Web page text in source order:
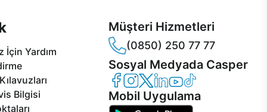
İçin Yardım
Bilgisi
Müşteri Hizmetleri
(0850) 250 77 77
Sosyal Medyada Casper
Casper Facebook
Casper Instagram
Casper Twitter
Casper LinkedIn
Casper YouTube
Casper TikTok
Mobil Uygulama